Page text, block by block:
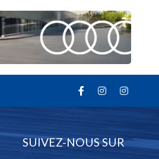
SUIVEZ-NOUS SUR